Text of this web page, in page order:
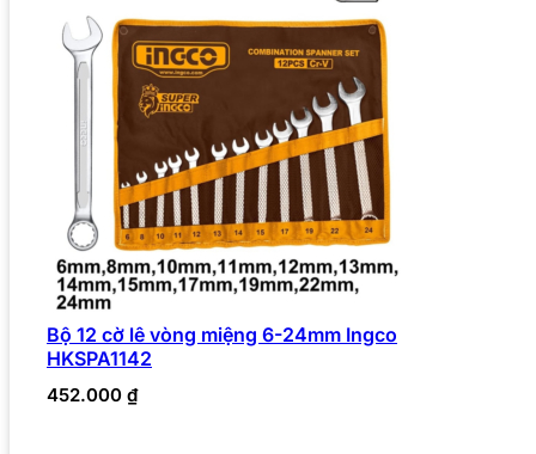
Bộ 12 cờ lê vòng miệng 6-24mm Ingco
HKSPA1142
452.000 ₫